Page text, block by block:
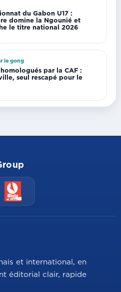
du Gabon U17 :
domine la Ngounié et
le titre national 2026
le gong
par la CAF :
seul rescapé pour le
et international, en
éditorial clair, rapide